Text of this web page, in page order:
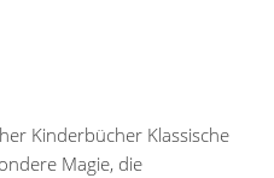
Kinderbücher Klassische
Magie, die